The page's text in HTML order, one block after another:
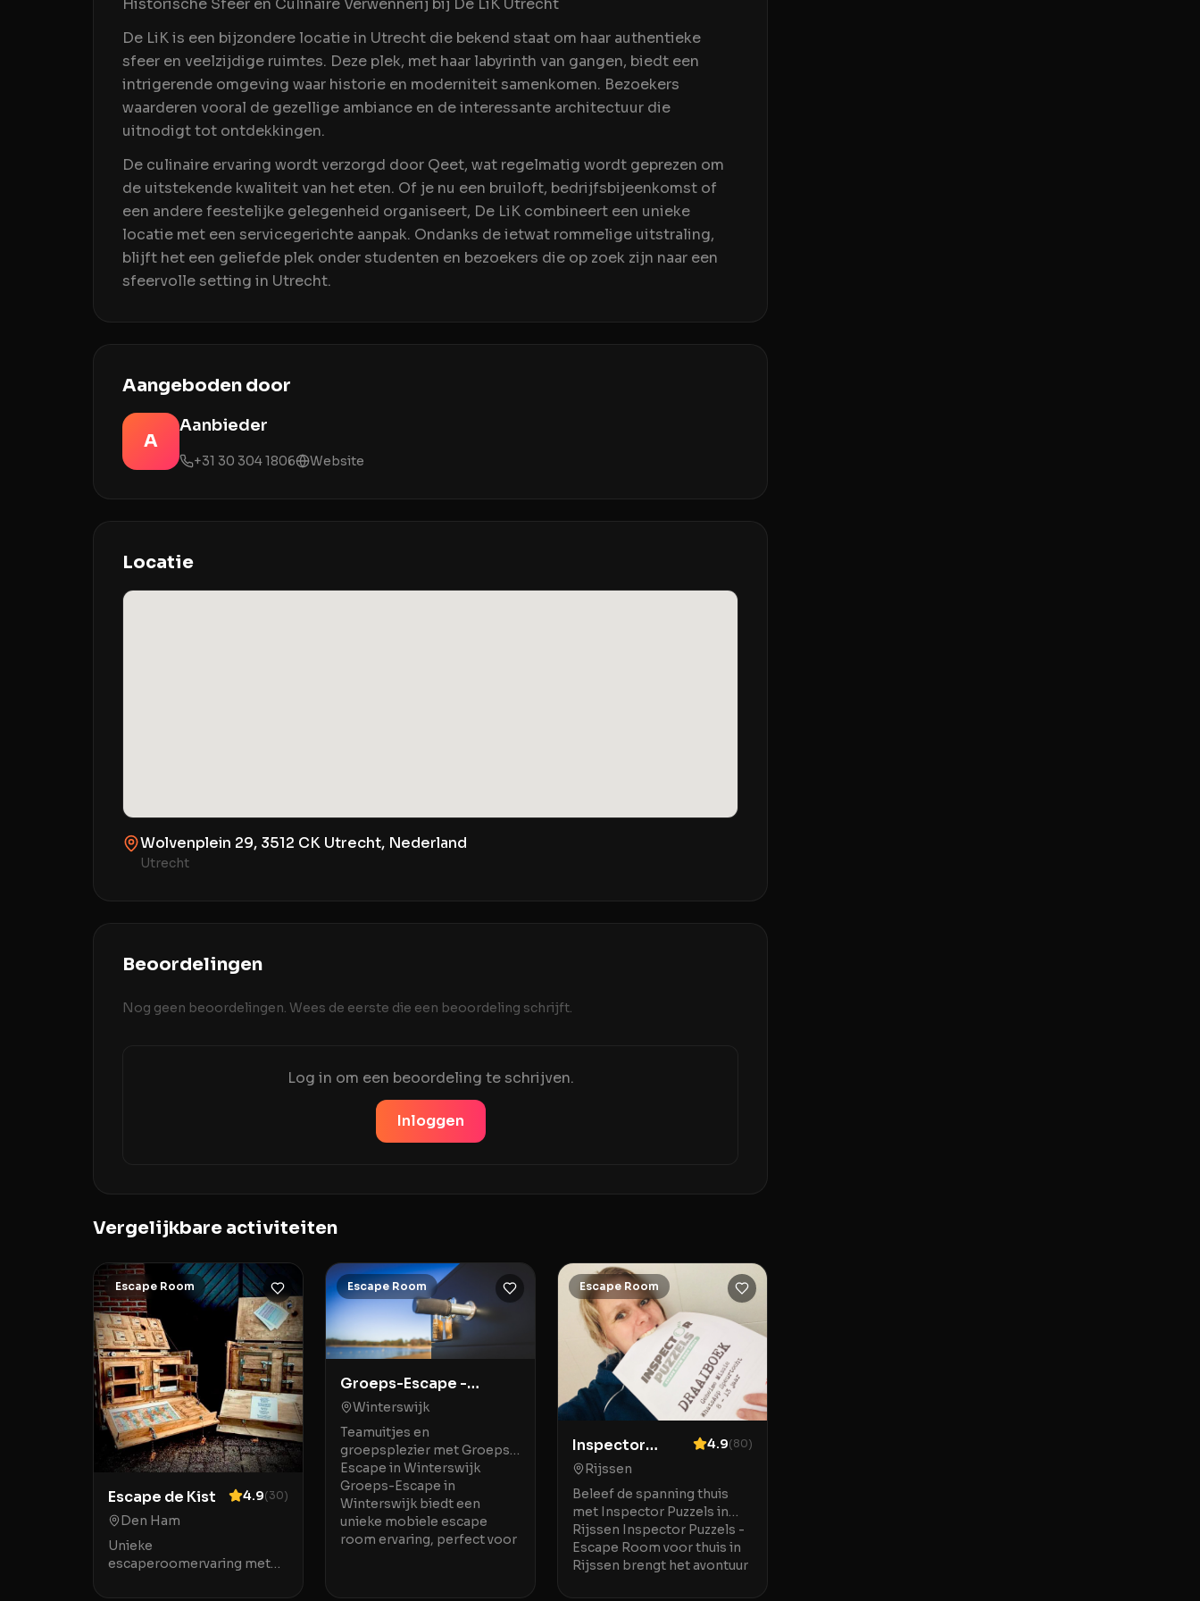
Historische Sfeer en Culinaire Verwennerij bij De LiK Utrecht
De LiK is een bijzondere locatie in Utrecht die bekend staat om haar authentieke
sfeer en veelzijdige ruimtes. Deze plek, met haar labyrinth van gangen, biedt een
intrigerende omgeving waar historie en moderniteit samenkomen. Bezoekers
waarderen vooral de gezellige ambiance en de interessante architectuur die
uitnodigt tot ontdekkingen.
De culinaire ervaring wordt verzorgd door Qeet, wat regelmatig wordt geprezen om
de uitstekende kwaliteit van het eten. Of je nu een bruiloft, bedrijfsbijeenkomst of
een andere feestelijke gelegenheid organiseert, De LiK combineert een unieke
locatie met een servicegerichte aanpak. Ondanks de ietwat rommelige uitstraling,
blijft het een geliefde plek onder studenten en bezoekers die op zoek zijn naar een
sfeervolle setting in Utrecht.
Aangeboden door
A
Aanbieder
+31 30 304 1806 Website
Locatie
Wolvenplein 29, 3512 CK Utrecht, Nederland
Utrecht
Beoordelingen
Nog geen beoordelingen. Wees de eerste die een beoordeling schrijft.
Log in om een beoordeling te schrijven.
Inloggen
Vergelijkbare activiteiten
Escape Room
Escape de Kist 4.9(30)
Den Ham
Unieke
escaperoomervaring met
Escape Room
Groeps-Escape -
Mobiele Escape Room
Winterswijk
Teamuitjes en
groepsplezier met Groeps-
Escape in Winterswijk
Groeps-Escape in
Winterswijk biedt een
unieke mobiele escape
room ervaring, perfect voor
Escape Room
Inspector
Puzzels -
Escape Room
voor thuis
4.9(80)
Rijssen
Beleef de spanning thuis
met Inspector Puzzels in
Rijssen Inspector Puzzels -
Escape Room voor thuis in
Rijssen brengt het avontuur